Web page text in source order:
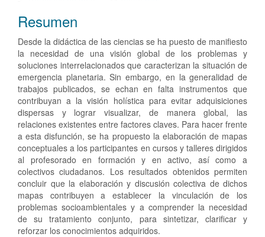
Resumen
Desde la didáctica de las ciencias se ha puesto de manifiesto
la necesidad de una visión global de los problemas y
soluciones interrelacionados que caracterizan la situación de
emergencia planetaria. Sin embargo, en la generalidad de
trabajos publicados, se echan en falta instrumentos que
contribuyan a la visión holística para evitar adquisiciones
dispersas y lograr visualizar, de manera global, las
relaciones existentes entre factores claves. Para hacer frente
a esta disfunción, se ha propuesto la elaboración de mapas
conceptuales a los participantes en cursos y talleres dirigidos
al profesorado en formación y en activo, así como a
colectivos ciudadanos. Los resultados obtenidos permiten
concluir que la elaboración y discusión colectiva de dichos
mapas contribuyen a establecer la vinculación de los
problemas socioambientales y a comprender la necesidad
de su tratamiento conjunto, para sintetizar, clarificar y
reforzar los conocimientos adquiridos.